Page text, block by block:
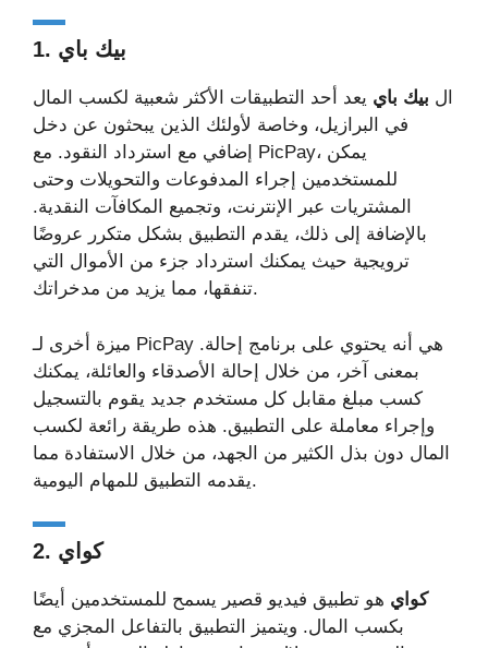
1. بيك باي
ال بيك باي يعد أحد التطبيقات الأكثر شعبية لكسب المال
في البرازيل، وخاصة لأولئك الذين يبحثون عن دخل
إضافي مع استرداد النقود. مع PicPay، يمكن
للمستخدمين إجراء المدفوعات والتحويلات وحتى
المشتريات عبر الإنترنت، وتجميع المكافآت النقدية.
بالإضافة إلى ذلك، يقدم التطبيق بشكل متكرر عروضًا
ترويجية حيث يمكنك استرداد جزء من الأموال التي
تنفقها، مما يزيد من مدخراتك.
ميزة أخرى لـ PicPay هي أنه يحتوي على برنامج إحالة.
بمعنى آخر، من خلال إحالة الأصدقاء والعائلة، يمكنك
كسب مبلغ مقابل كل مستخدم جديد يقوم بالتسجيل
وإجراء معاملة على التطبيق. هذه طريقة رائعة لكسب
المال دون بذل الكثير من الجهد، من خلال الاستفادة مما
يقدمه التطبيق للمهام اليومية.
2. كواي
كواي هو تطبيق فيديو قصير يسمح للمستخدمين أيضًا
بكسب المال. ويتميز التطبيق بالتفاعل المجزي مع